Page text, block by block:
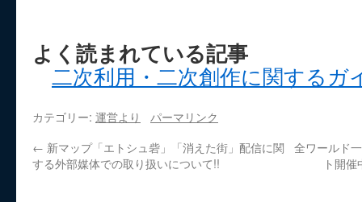
よく読まれている記事
二次利用・二次創作に関するガ
カテゴリー: 運営より
パーマリンク
← 新マップ「エトシュ砦」「消えた街」配信に関
する外部媒体での取り扱いについて!!
全ワールド
ト開